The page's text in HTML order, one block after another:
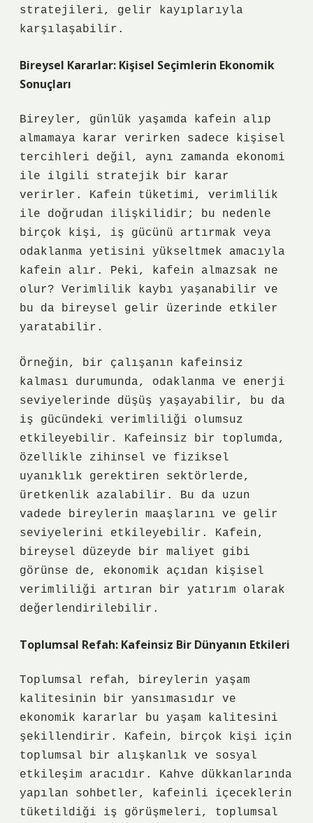
stratejileri, gelir kayıplarıyla
karşılaşabilir.
Bireysel Kararlar: Kişisel Seçimlerin Ekonomik
Sonuçları
Bireyler, günlük yaşamda kafein alıp
almamaya karar verirken sadece kişisel
tercihleri değil, aynı zamanda ekonomi
ile ilgili stratejik bir karar
verirler. Kafein tüketimi, verimlilik
ile doğrudan ilişkilidir; bu nedenle
birçok kişi, iş gücünü artırmak veya
odaklanma yetisini yükseltmek amacıyla
kafein alır. Peki, kafein almazsak ne
olur? Verimlilik kaybı yaşanabilir ve
bu da bireysel gelir üzerinde etkiler
yaratabilir.
Örneğin, bir çalışanın kafeinsiz
kalması durumunda, odaklanma ve enerji
seviyelerinde düşüş yaşayabilir, bu da
iş gücündeki verimliliği olumsuz
etkileyebilir. Kafeinsiz bir toplumda,
özellikle zihinsel ve fiziksel
uyanıklık gerektiren sektörlerde,
üretkenlik azalabilir. Bu da uzun
vadede bireylerin maaşlarını ve gelir
seviyelerini etkileyebilir. Kafein,
bireysel düzeyde bir maliyet gibi
görünse de, ekonomik açıdan kişisel
verimliliği artıran bir yatırım olarak
değerlendirilebilir.
Toplumsal Refah: Kafeinsiz Bir Dünyanın Etkileri
Toplumsal refah, bireylerin yaşam
kalitesinin bir yansımasıdır ve
ekonomik kararlar bu yaşam kalitesini
şekillendirir. Kafein, birçok kişi için
toplumsal bir alışkanlık ve sosyal
etkileşim aracıdır. Kahve dükkanlarında
yapılan sohbetler, kafeinli içeceklerin
tüketildiği iş görüşmeleri, toplumsal